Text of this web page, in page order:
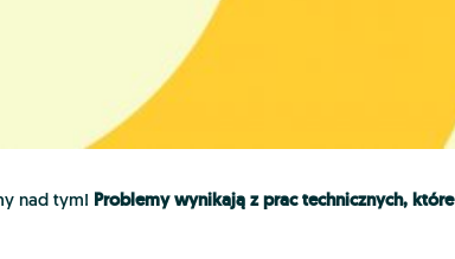
nad tym! Problemy wynikają z prac technicznych, które